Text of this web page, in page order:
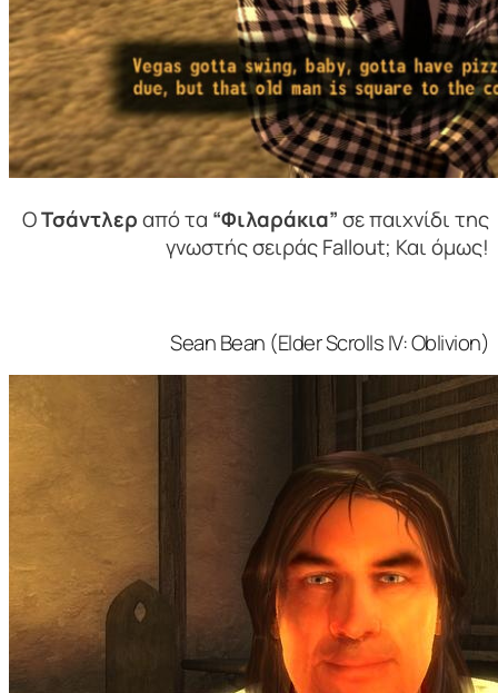
ΟΤσάντλεραπό τα “Φιλαράκια”σε παιχνίδι της
γνωστής σειράς Fallout; Και όμως!
Sean Bean (Elder Scrolls IV: Oblivion)